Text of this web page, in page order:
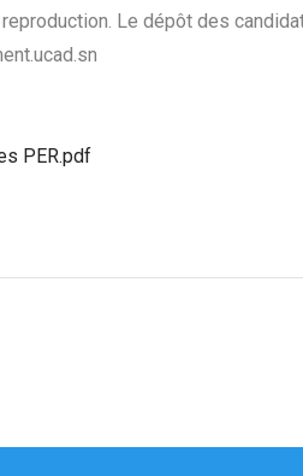
reproduction. Le dépôt des
PER.pdf